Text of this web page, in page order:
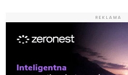
REKLAMA